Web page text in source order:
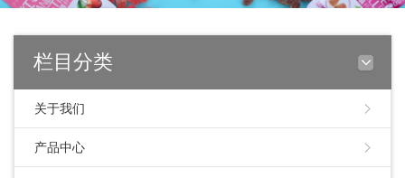
栏目分类
关于我们
产品中心